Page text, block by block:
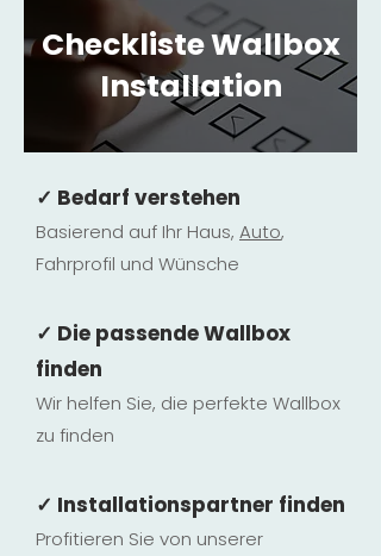
Checkliste Wallbox
Installation
✓ Bedarf verstehen
Basierend auf Ihr Haus, Auto,
Fahrprofil und Wünsche
✓ Die passende Wallbox
finden
Wir helfen Sie, die perfekte Wallbox
zu finden
✓ Installationspartner finden
Profitieren Sie von unserer